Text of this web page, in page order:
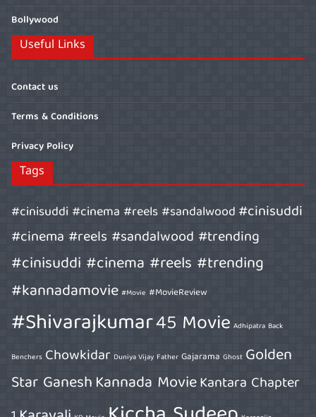
Bollywood
Useful Links
Contact us
Terms & Conditions
Privacy Policy
Tags
#cinisuddi #cinema #reels #sandalwood#cinisuddi
#cinema #reels #sandalwood #trending
#cinisuddi #cinema #reels #trending
#kannadamovie #Movie #MovieReview
#Shivarajkumar45 Movie Adhipatra Back
Benchers Chowkidar Duniya Vijay Father Gajarama Ghost Golden
Star GaneshKannada MovieKantara Chapter